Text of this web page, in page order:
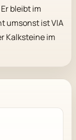
bleibt im
umsonst ist VIA
Kalksteine im